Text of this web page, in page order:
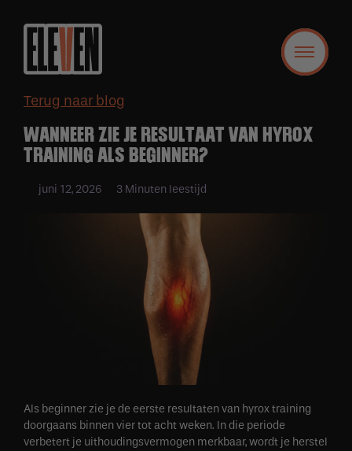
Terug naar blog
WANNEER ZIE JE RESULTAAT VAN HYROX
TRAINING ALS BEGINNER?
juni 12, 2026 3 Minuten leestijd
Als beginner zie je de eerste resultaten van hyrox training
doorgaans binnen vier tot acht weken. In die periode
verbetert je uithoudingsvermogen merkbaar, wordt je herstel